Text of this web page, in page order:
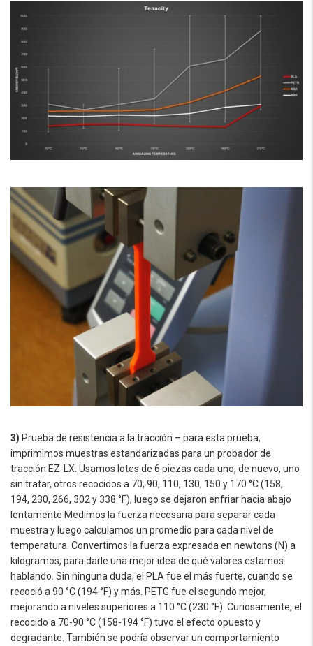
3) Prueba de resistencia a la tracción – para esta prueba,
imprimimos muestras estandarizadas para un probador de
tracción EZ-LX. Usamos lotes de 6 piezas cada uno, de nuevo, uno
sin tratar, otros recocidos a 70, 90, 110, 130, 150 y 170 °C (158,
194, 230, 266, 302 y 338 °F), luego se dejaron enfriar hacia abajo
lentamente Medimos la fuerza necesaria para separar cada
muestra y luego calculamos un promedio para cada nivel de
temperatura. Convertimos la fuerza expresada en newtons (N) a
kilogramos, para darle una mejor idea de qué valores estamos
hablando. Sin ninguna duda, el PLA fue el más fuerte, cuando se
recoció a 90 °C (194 °F) y más. PETG fue el segundo mejor,
mejorando a niveles superiores a 110 °C (230 °F). Curiosamente, el
recocido a 70-90 °C (158-194 °F) tuvo el efecto opuesto y
degradante. También se podría observar un comportamiento